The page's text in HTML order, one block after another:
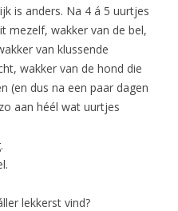
is anders. Na 4 á 5 uurtjes
mezelf, wakker van de bel,
van klussende
wakker van de hond die
(en dus na een paar dagen
aan héél wat uurtjes
lekkerst vind?